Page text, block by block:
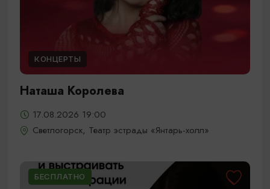
КОНЦЕРТЫ
Наташа Королева
17.08.2026 19:00
Светлогорск, Театр эстрады «Янтарь-холл»
БЕСПЛАТНО